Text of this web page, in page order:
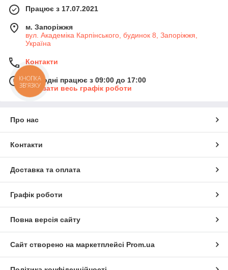
Працює з 17.07.2021
м. Запоріжжя
вул. Академіка Карпінського, будинок 8, Запоріжжя,
Україна
Контакти
Сьогодні працює з 09:00 до 17:00
Показати весь графік роботи
Про нас
Контакти
Доставка та оплата
Графік роботи
Повна версія сайту
Сайт створено на маркетплейсі Prom.ua
КНОПКА
ЗВ'ЯЗКУ